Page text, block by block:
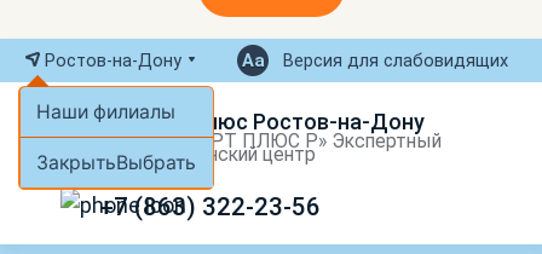
Ростов-на-Дону
Наши филиалы
ЗакрытьВыбрать
Версия для слабовидящих
МРТ Плюс Ростов-на-Дону
ООО «МРТ ПЛЮС Р» Экспертный
медицинский центр
+7 (863) 322-23-56